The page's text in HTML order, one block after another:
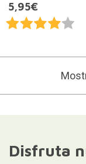
5,95€
Disfruta